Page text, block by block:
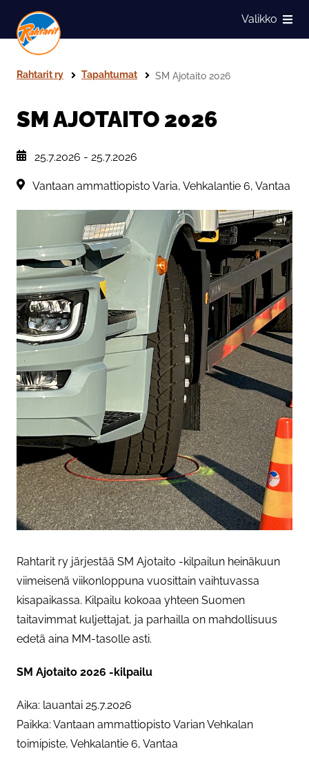
Siirry sivun sisältöön
Näytä
Valikko
Rahtarit ry Tapahtumat SM Ajotaito 2026
SM AJOTAITO 2026
, Tapahtuman päiväys:
25.7.2026 - 25.7.2026
Sijainti:Vantaan ammattiopisto Varia, Vehkalantie 6, Vantaa
Rahtarit ry järjestää SM Ajotaito -kilpailun heinäkuun
viimeisenä viikonloppuna vuosittain vaihtuvassa
kisapaikassa. Kilpailu kokoaa yhteen Suomen
taitavimmat kuljettajat, ja parhailla on mahdollisuus
edetä aina MM-tasolle asti.
SM Ajotaito 2026 -kilpailu
Aika: lauantai 25.7.2026
Paikka: Vantaan ammattiopisto Varian Vehkalan
toimipiste, Vehkalantie 6, Vantaa